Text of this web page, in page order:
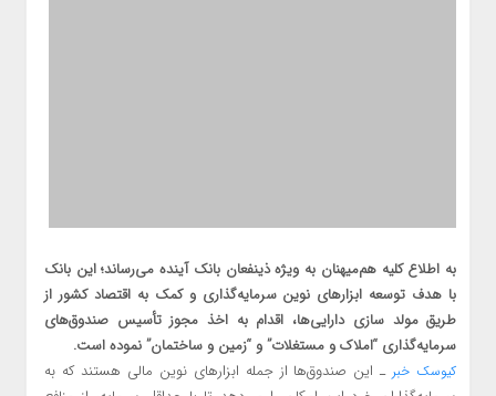
به اطلاع کلیه هم‌میهنان به ویژه ذینفعان بانک آینده می‌رساند؛ این بانک
با هدف توسعه ابزارهای نوین سرمایه‌گذاری و کمک به اقتصاد کشور از
طریق مولد سازی دارایی‌ها، اقدام به اخذ مجوز تأسیس صندوق‌های
سرمایه‌گذاری “املاک و مستغلات” و “زمین و ساختمان” نموده است.
کیوسک خبرـ این صندوق‌ها از جمله ابزارهای نوین مالی هستند که به